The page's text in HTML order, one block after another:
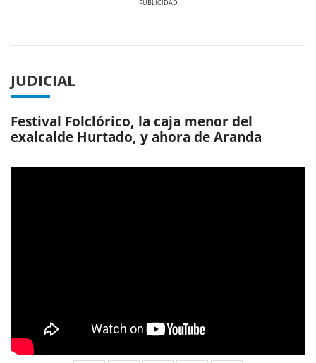
JUDICIAL
Festival Folclórico, la caja menor del
exalcalde Hurtado, y ahora de Aranda